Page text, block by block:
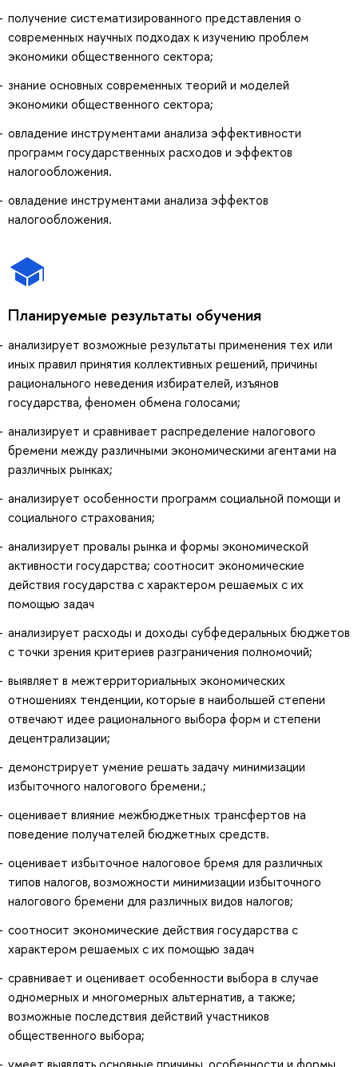
получение систематизированного представления о
современных научных подходах к изучению проблем
экономики общественного сектора;
знание основных современных теорий и моделей
экономики общественного сектора;
овладение инструментами анализа эффективности
программ государственных расходов и эффектов
налогообложения.
овладение инструментами анализа эффектов
налогообложения.
Планируемые результаты обучения
анализирует возможные результаты применения тех или
иных правил принятия коллективных решений, причины
рационального неведения избирателей, изъянов
государства, феномен обмена голосами;
анализирует и сравнивает распределение налогового
бремени между различными экономическими агентами на
различных рынках;
анализирует особенности программ социальной помощи и
социального страхования;
анализирует провалы рынка и формы экономической
активности государства; соотносит экономические
действия государства с характером решаемых с их
помощью задач
анализирует расходы и доходы субфедеральных бюджетов
с точки зрения критериев разграничения полномочий;
выявляет в межтерриториальных экономических
отношениях тенденции, которые в наибольшей степени
отвечают идее рационального выбора форм и степени
децентрализации;
демонстрирует умение решать задачу минимизации
избыточного налогового бремени.;
оценивает влияние межбюджетных трансфертов на
поведение получателей бюджетных средств.
оценивает избыточное налоговое бремя для различных
типов налогов, возможности минимизации избыточного
налогового бремени для различных видов налогов;
соотносит экономические действия государства с
характером решаемых с их помощью задач
сравнивает и оценивает особенности выбора в случае
одномерных и многомерных альтернатив, а также;
возможные последствия действий участников
общественного выбора;